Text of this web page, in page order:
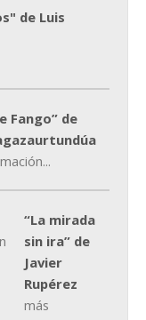
de Luis
Fango” de
“La mirada
sin ira” de
Javier
Rupérez
más